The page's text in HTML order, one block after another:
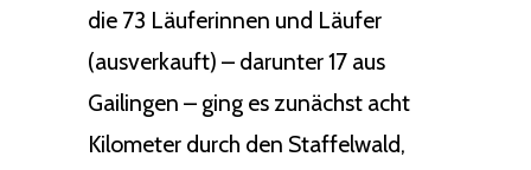
die 73 Läuferinnen und Läufer
(ausverkauft) – darunter 17 aus
Gailingen – ging es zunächst acht
Kilometer durch den Staffelwald,